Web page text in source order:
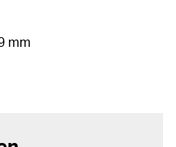
mm